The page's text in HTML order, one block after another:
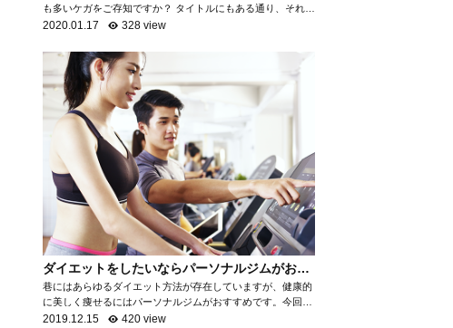
も多いケガをご存知ですか？ タイトルにもある通り、それが
「足首の捻挫」です。 「足首の捻挫」は、スポーツ現場だけ
2020.01.17 328 view
ダイエットをしたいならパーソナルジムがおす
すめ！
巷にはあらゆるダイエット方法が存在していますが、健康的
に美しく痩せるにはパーソナルジムがおすすめです。今回
は、なぜパーソナルジムがダイエットに最適なのかを項目ご
2019.12.15 420 view